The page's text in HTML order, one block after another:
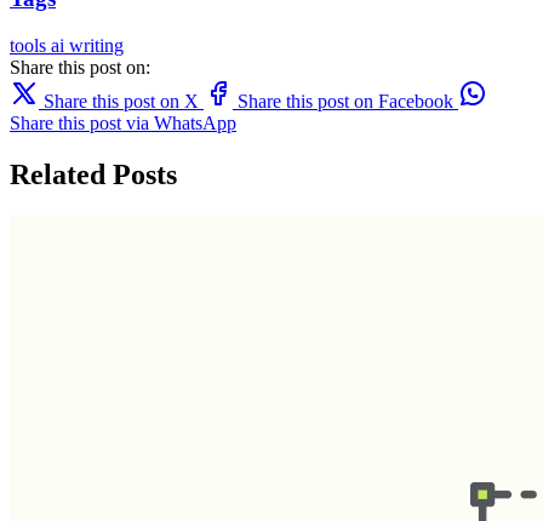
tools ai writing
Share this post on:
Share this post on X
Share this post on Facebook
Share this post via WhatsApp
Related Posts